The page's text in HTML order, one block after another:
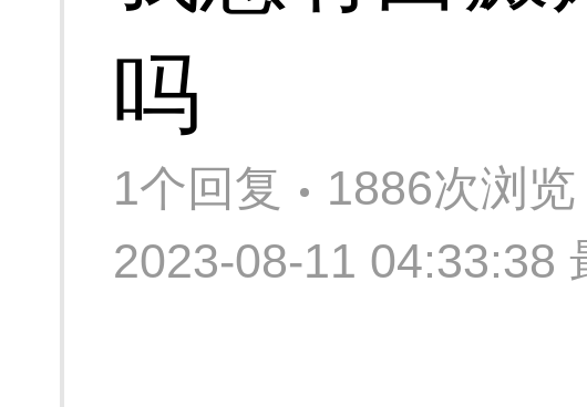
吗
1个回复
1886次浏览
2023-08-11 04:33:38